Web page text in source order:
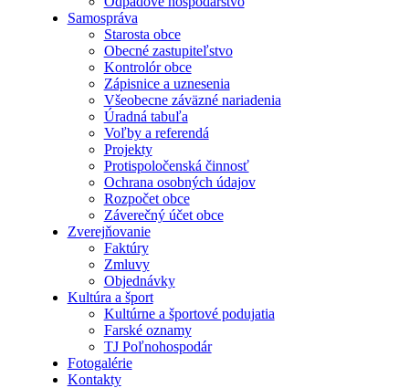
Samospráva
Starosta obce
Obecné zastupiteľstvo
Kontrolór obce
Zápisnice a uznesenia
Všeobecne záväzné nariadenia
Úradná tabuľa
Voľby a referendá
Projekty
Protispoločenská činnosť
Ochrana osobných údajov
Rozpočet obce
Záverečný účet obce
Zverejňovanie
Faktúry
Zmluvy
Objednávky
Kultúra a šport
Kultúrne a športové podujatia
Farské oznamy
TJ Poľnohospodár
Fotogalérie
Kontakty